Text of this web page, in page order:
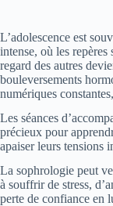
L’adolescence est
intense, où les
regard des autres
bouleversements
numériques
Les séances
précieux pour
apaiser leurs tensions
La sophrologie peut
à souffrir de stress,
perte de confiance